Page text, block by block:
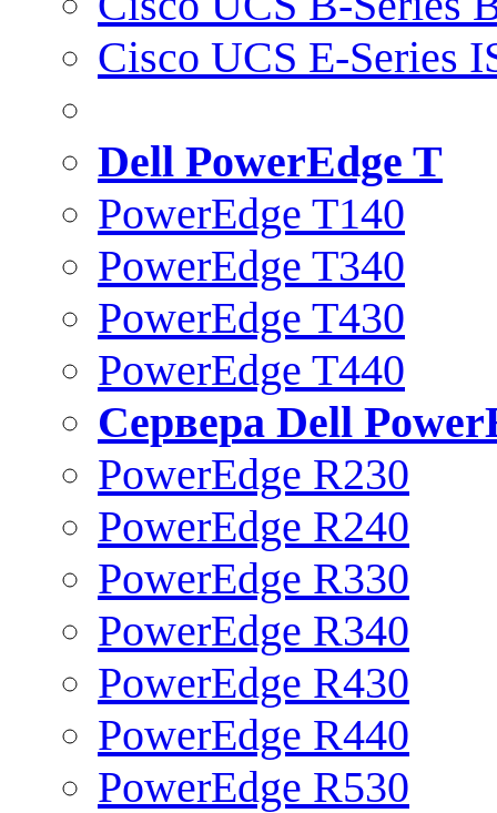
Cisco UCS E-Series
Dell PowerEdge T
PowerEdge T140
PowerEdge T340
PowerEdge T430
PowerEdge T440
Сервера Dell
PowerEdge R230
PowerEdge R240
PowerEdge R330
PowerEdge R340
PowerEdge R430
PowerEdge R440
PowerEdge R530